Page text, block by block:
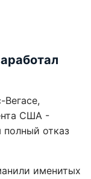
США -
отказ
именитых